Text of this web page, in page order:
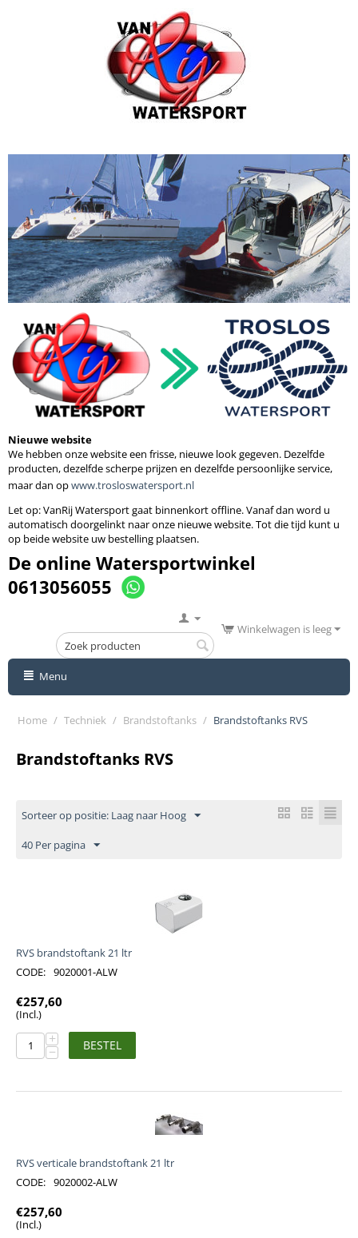
Nieuwe website
We hebben onze website een frisse, nieuwe look gegeven. Dezelfde
producten, dezelfde scherpe prijzen en dezelfde persoonlijke service,
maar dan opwww.trosloswatersport.nl
Let op: VanRij Watersport gaat binnenkortoffline. Vanaf dan word u
automatisch doorgelinkt naar onze nieuwe website. Tot die tijd kunt u
op beide website uw bestelling plaatsen.
De online Watersportwinkel
0613056055
Winkelwagen is leeg
Menu
Home / Techniek / Brandstoftanks / Brandstoftanks RVS
Brandstoftanks RVS
Sorteer op positie: Laag naar Hoog
40 Per pagina
RVS brandstoftank 21 ltr
CODE: 9020001-ALW
€257,60
(Incl.)
+
− BESTEL
RVS verticale brandstoftank 21 ltr
CODE: 9020002-ALW
€257,60
(Incl.)